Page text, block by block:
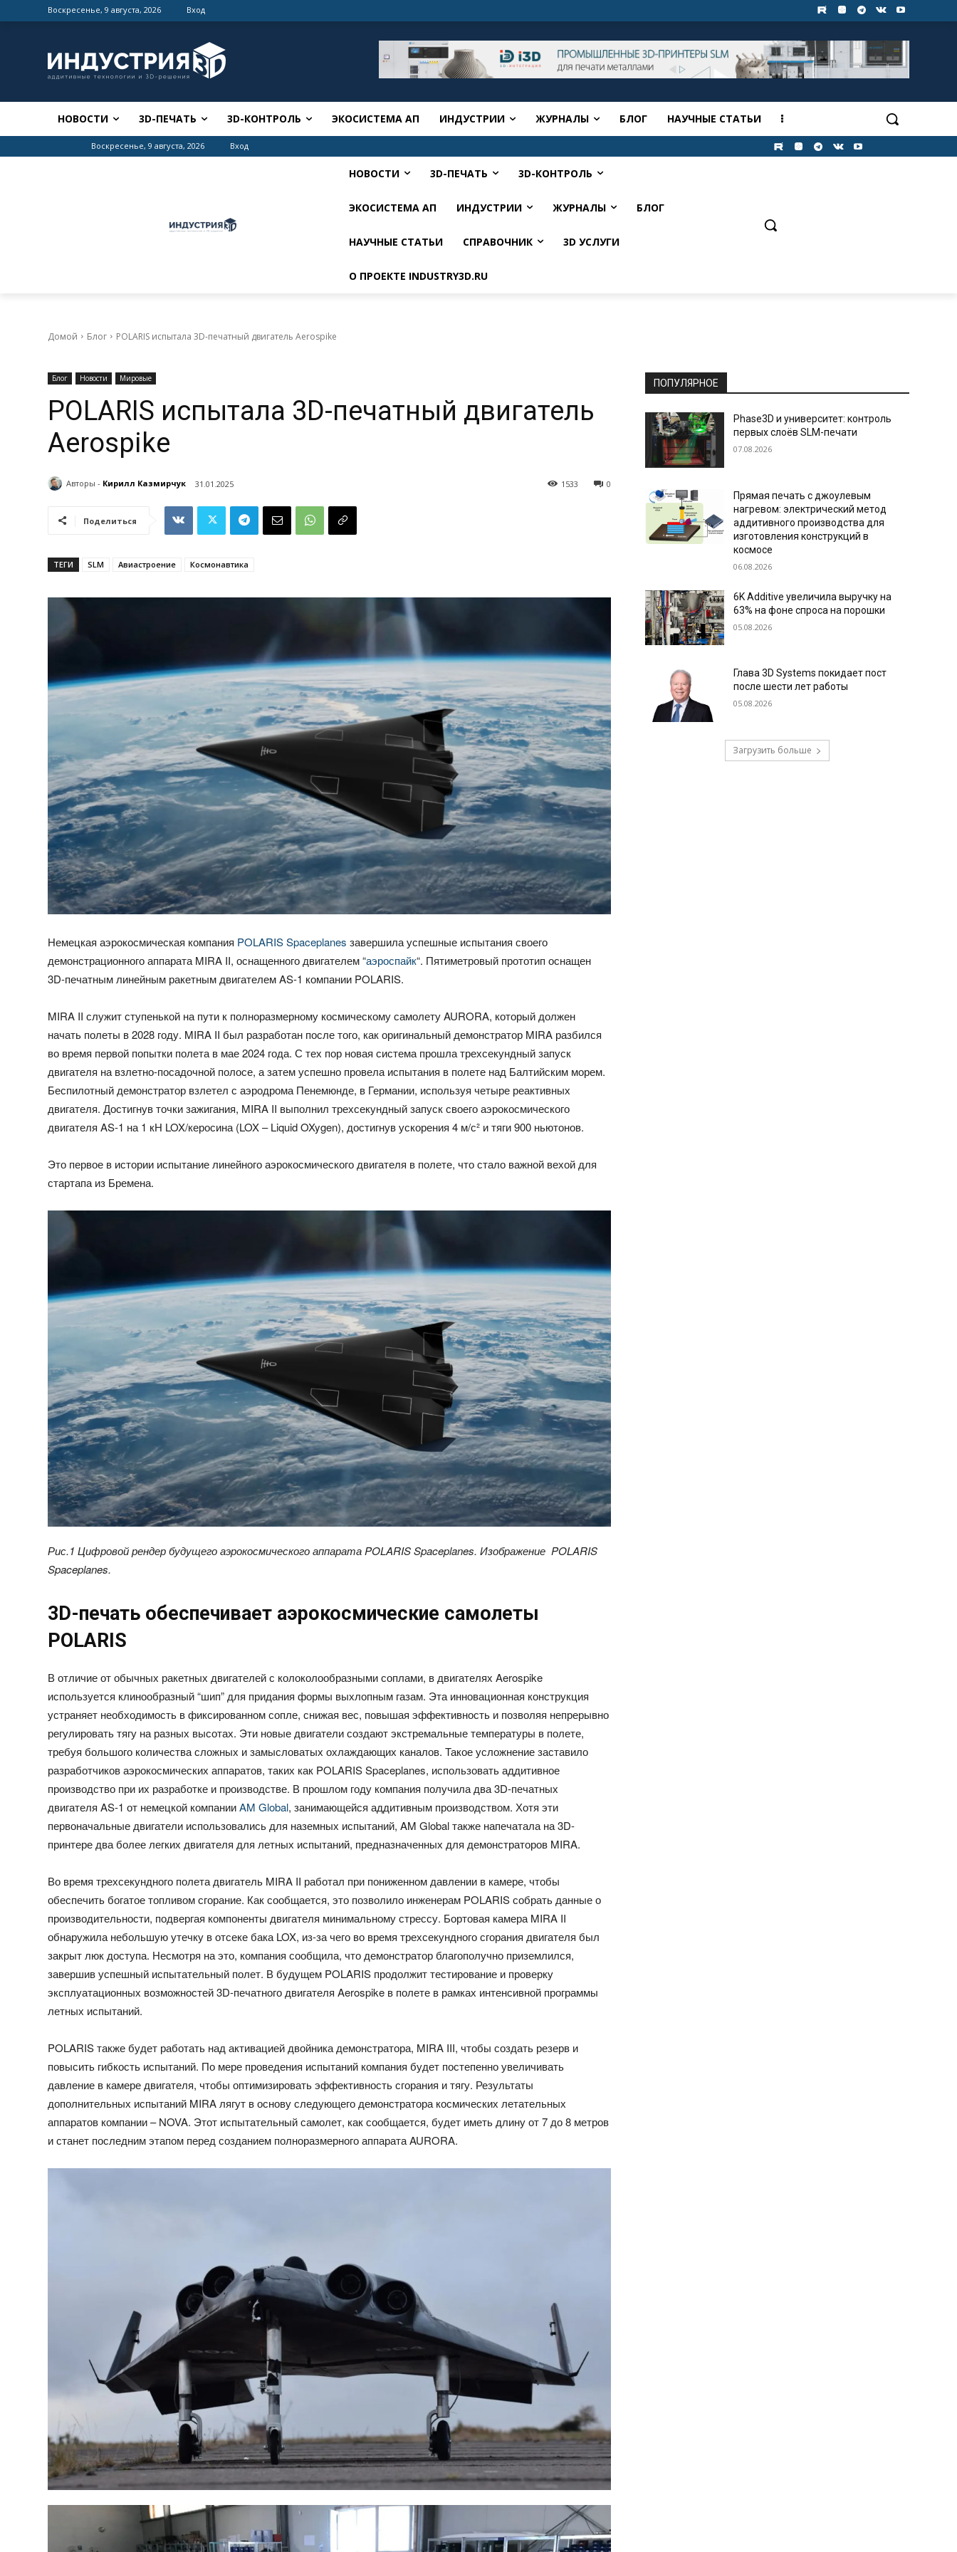
Воскресенье, 9 августа, 2026 Вход
НОВОСТИ 3D-ПЕЧАТЬ 3D-КОНТРОЛЬ ЭКОСИСТЕМА АП ИНДУСТРИИ ЖУРНАЛЫ БЛОГ НАУЧНЫЕ СТАТЬИ
Воскресенье, 9 августа, 2026 Вход
НОВОСТИ 3D-ПЕЧАТЬ 3D-КОНТРОЛЬ
ЭКОСИСТЕМА АП ИНДУСТРИИ ЖУРНАЛЫ БЛОГ
НАУЧНЫЕ СТАТЬИ СПРАВОЧНИК 3D УСЛУГИ
О ПРОЕКТЕ INDUSTRY3D.RU
Домой Блог POLARIS испытала 3D-печатный двигатель Aerospike
Блог Новости Мировые
POLARIS испытала 3D-печатный двигатель
Aerospike
Авторы - Кирилл Казмирчук 31.01.2025 0
1533
Поделиться
ТЕГИ SLM Авиастроение Космонавтика
Немецкая аэрокосмическая компания POLARIS Spaceplanes завершила успешные испытания своего
демонстрационного аппарата MIRA II, оснащенного двигателем “аэроспайк“. Пятиметровый прототип оснащен
3D-печатным линейным ракетным двигателем AS-1 компании POLARIS.
MIRA II служит ступенькой на пути к полноразмерному космическому самолету AURORA, который должен
начать полеты в 2028 году. MIRA II был разработан после того, как оригинальный демонстратор MIRA разбился
во время первой попытки полета в мае 2024 года. С тех пор новая система прошла трехсекундный запуск
двигателя на взлетно-посадочной полосе, а затем успешно провела испытания в полете над Балтийским морем.
Беспилотный демонстратор взлетел с аэродрома Пенемюнде, в Германии, используя четыре реактивных
двигателя. Достигнув точки зажигания, MIRA II выполнил трехсекундный запуск своего аэрокосмического
двигателя AS-1 на 1 кН LOX/керосина (LOX – Liquid OXygen), достигнув ускорения 4 м/с² и тяги 900 ньютонов.
Это первое в истории испытание линейного аэрокосмического двигателя в полете, что стало важной вехой для
стартапа из Бремена.
Рис.1Цифровой рендер будущего аэрокосмического аппарата POLARIS Spaceplanes. Изображение POLARIS
Spaceplanes.
3D-печать обеспечивает аэрокосмические самолеты
POLARIS
В отличие от обычных ракетных двигателей с колоколообразными соплами, в двигателях Aerospike
используется клинообразный “шип” для придания формы выхлопным газам. Эта инновационная конструкция
устраняет необходимость в фиксированном сопле, снижая вес, повышая эффективность и позволяя непрерывно
регулировать тягу на разных высотах. Эти новые двигатели создают экстремальные температуры в полете,
требуя большого количества сложных и замысловатых охлаждающих каналов. Такое усложнение заставило
разработчиков аэрокосмических аппаратов, таких как POLARIS Spaceplanes, использовать аддитивное
производство при их разработке и производстве. В прошлом году компания получила два 3D-печатных
двигателя AS-1 от немецкой компанииAM Global, занимающейся аддитивным производством. Хотя эти
первоначальные двигатели использовались для наземных испытаний, AM Global также напечатала на 3D-
принтере два более легких двигателя для летных испытаний, предназначенных для демонстраторов MIRA.
Во время трехсекундного полета двигатель MIRA II работал при пониженном давлении в камере, чтобы
обеспечить богатое топливом сгорание. Как сообщается, это позволило инженерам POLARIS собрать данные о
производительности, подвергая компоненты двигателя минимальному стрессу. Бортовая камера MIRA II
обнаружила небольшую утечку в отсеке бака LOX, из-за чего во время трехсекундного сгорания двигателя был
закрыт люк доступа. Несмотря на это, компания сообщила, что демонстратор благополучно приземлился,
завершив успешный испытательный полет. В будущем POLARIS продолжит тестирование и проверку
эксплуатационных возможностей 3D-печатного двигателя Aerospike в полете в рамках интенсивной программы
летных испытаний.
POLARIS также будет работать над активацией двойника демонстратора, MIRA III, чтобы создать резерв и
повысить гибкость испытаний. По мере проведения испытаний компания будет постепенно увеличивать
давление в камере двигателя, чтобы оптимизировать эффективность сгорания и тягу. Результаты
дополнительных испытаний MIRA лягут в основу следующего демонстратора космических летательных
аппаратов компании – NOVA. Этот испытательный самолет, как сообщается, будет иметь длину от 7 до 8 метров
и станет последним этапом перед созданием полноразмерного аппарата AURORA.
ПОПУЛЯРНОЕ
Phase3D и университет: контроль
первых слоёв SLM-печати
07.08.2026
Прямая печать с джоулевым
нагревом: электрический метод
аддитивного производства для
изготовления конструкций в
космосе
06.08.2026
6K Additive увеличила выручку на
63% на фоне спроса на порошки
05.08.2026
Глава 3D Systems покидает пост
после шести лет работы
05.08.2026
Загрузить больше